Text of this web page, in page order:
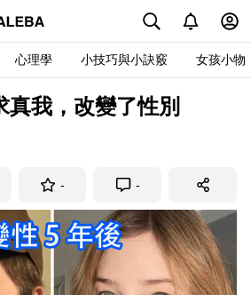
心理學 小技巧與小訣竅 女孩小物
真我，改變了性別
- -